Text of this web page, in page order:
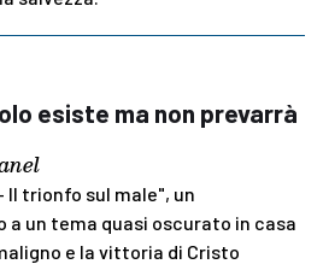
esiste ma non prevarrà
Il trionfo sul male", un
un tema quasi oscurato in casa
e la vittoria di Cristo